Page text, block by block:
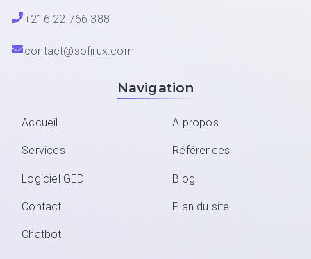
+216 22 766 388
contact@sofirux.com
Navigation
Accueil A propos
Services Références
Logiciel GED Blog
Contact Plan du site
Chatbot